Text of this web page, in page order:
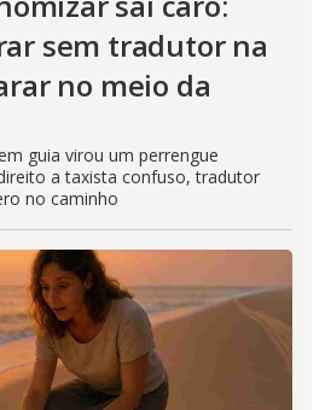
sem tradutor na
no meio da
guia virou um perrengue
a taxista confuso, tradutor
no caminho